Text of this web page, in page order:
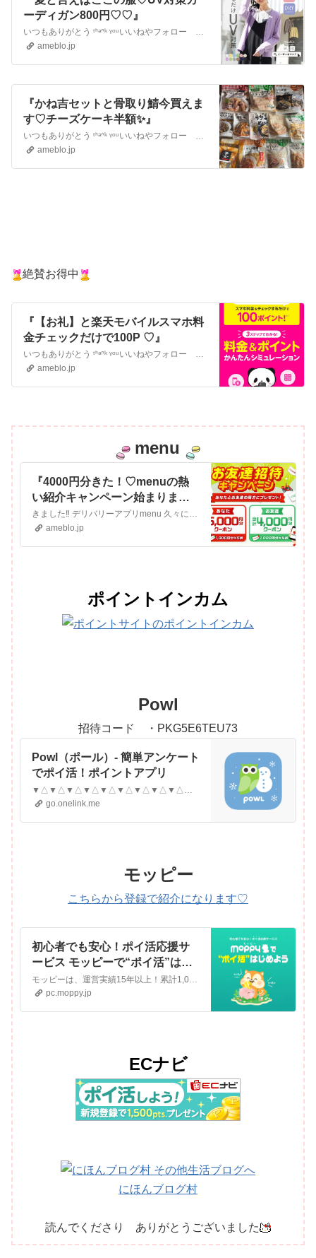
ーディガン800円♡♡』
いつもありがとう ᵗᑋᵃᐢᵏ ᵞᵒᵘいいねやフォロー ありがとうございます楽しく生きることをモットーに暮らしのお金の使い方を研究しています 本ページはプロ…
ameblo.jp
『かね吉セットと骨取り鯖今買えま
す♡チーズケーキ半額✨』
いつもありがとう ᵗᑋᵃᐢᵏ ᵞᵒᵘいいねやフォロー ありがとうございます楽しく生きることをモットーに暮らしのお金の使い方を研究しています 本ページはプロ…
ameblo.jp
絶賛お得中
『【お礼】と楽天モバイルスマホ料
金チェックだけで100P ♡』
いつもありがとう ᵗᑋᵃᐢᵏ ᵞᵒᵘいいねやフォロー ありがとうございます楽しく生きることをモットーに暮らしのお金の使い方を研究しています 本ページはプロ…
ameblo.jp
menu
『4000円分きた！♡menuの熱
い紹介キャンペーン始まりまし
た』
きました‼️ デリバリーアプリmenu 久々に紹介制度がリニューアルしていました✨️ 今なら紹介キャンペーンを利用してmenuを始めると１５００円以上の注文…
ameblo.jp
ポイントインカム
Powl
招待コード ・PKG5E6TEU73
‎Powl（ポール）- 簡単アンケート
でポイ活！ポイントアプリ
go.onelink.me
モッピー
こちらから登録で紹介になります♡
初心者でも安心！ポイ活応援サ
ービス モッピーで“ポイ活”はじ
めよう | ポイ活するならモッピー
｜ポイントサイトの副業で副収
入・お小遣い稼ぎ
pc.moppy.jp
ECナビ
にほんブログ村
読んでくださり ありがとうございました